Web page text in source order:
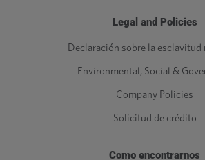
Legal and Policies
Declaración sobre la esclavitud
Environmental, Social &
Company Policies
Solicitud de crédito
Como encontrarnos